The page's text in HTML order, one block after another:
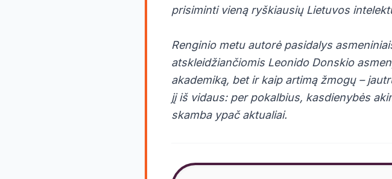
prisiminti vieną ryškiausių Lietuvos
Renginio metu autorė pasidalys
atskleidžiančiomis Leonido Donskio
akademiką, bet ir kaip artimą žmogų –
jį iš vidaus: per pokalbius, kasdienybės
skamba ypač aktualiai.